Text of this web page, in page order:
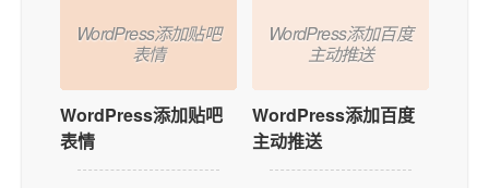
WordPress添加贴吧
表情
WordPress添加贴吧
表情
WordPress添加百度
主动推送
WordPress添加百度
主动推送